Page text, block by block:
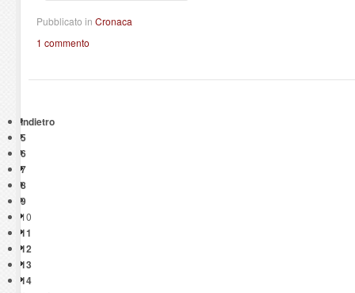
Pubblicato in Cronaca
1 commento
Indietro
5
6
7
8
9
10
11
12
13
14